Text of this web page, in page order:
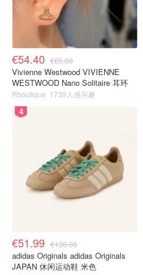
€54.40 €85.00
Vivienne Westwood VIVIENNE
WESTWOOD Nano Solitaire 耳环
Rboutique 1739人感兴趣
4
€51.99 €130.00
adidas Originals adidas Originals
JAPAN 休闲运动鞋 米色